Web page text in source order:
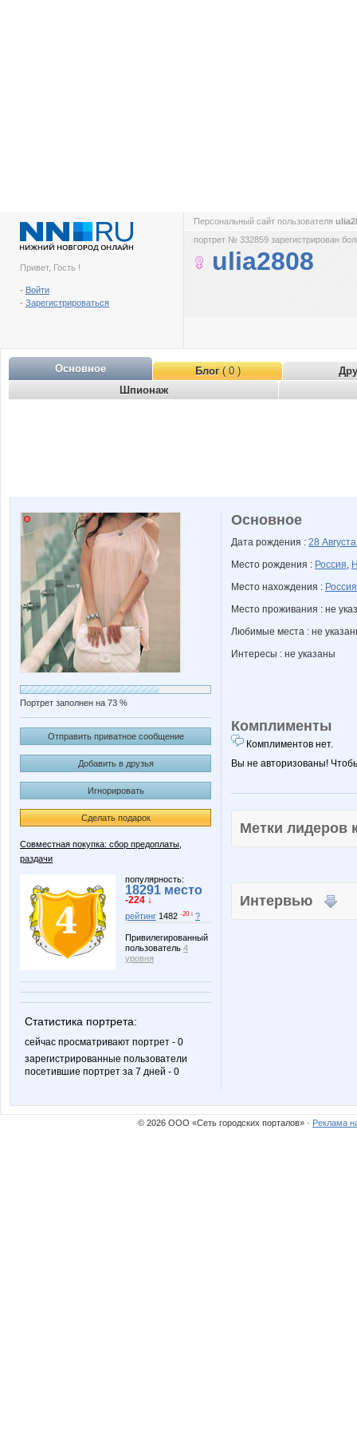
Привет, Гость !
- Войти
- Зарегистрироваться
Персональный сайт пользователя
портрет № 332859 зарегистрирован
ulia2808
Основное Блог( 0 )
Шпионаж
Портрет заполнен на 73 %
Отправить приватное сообщение
Добавить в друзья
Игнорировать
Сделать подарок
Совместная покупка: сбор предоплаты,
раздачи
популярность:
18291 место
-224 ↓
рейтинг 1482 -20 ↓ ?
Привилегированный
пользователь 4
уровня
Статистика портрета:
сейчас просматривают портрет - 0
зарегистрированные пользователи
посетившие портрет за 7 дней - 0
Основное
Дата рождения : 28
Место рождения : Россия,
Место нахождения : Россия
Место проживания : не
Любимые места : не
Интересы : не указаны
Комплименты
Комплиментов нет.
Вы не авторизованы!
Метки
Интервью
© 2026 ООО «Сеть городских порталов» · Реклама